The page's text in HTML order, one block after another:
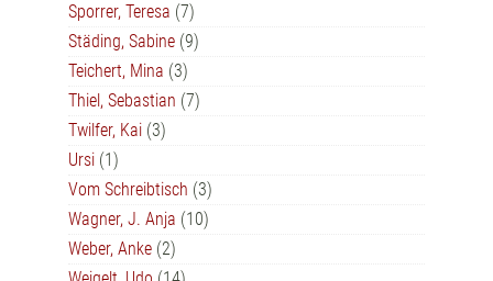
Sporrer, Teresa (7)
Städing, Sabine (9)
Teichert, Mina (3)
Thiel, Sebastian (7)
Twilfer, Kai (3)
Ursi (1)
Vom Schreibtisch (3)
Wagner, J. Anja (10)
Weber, Anke (2)